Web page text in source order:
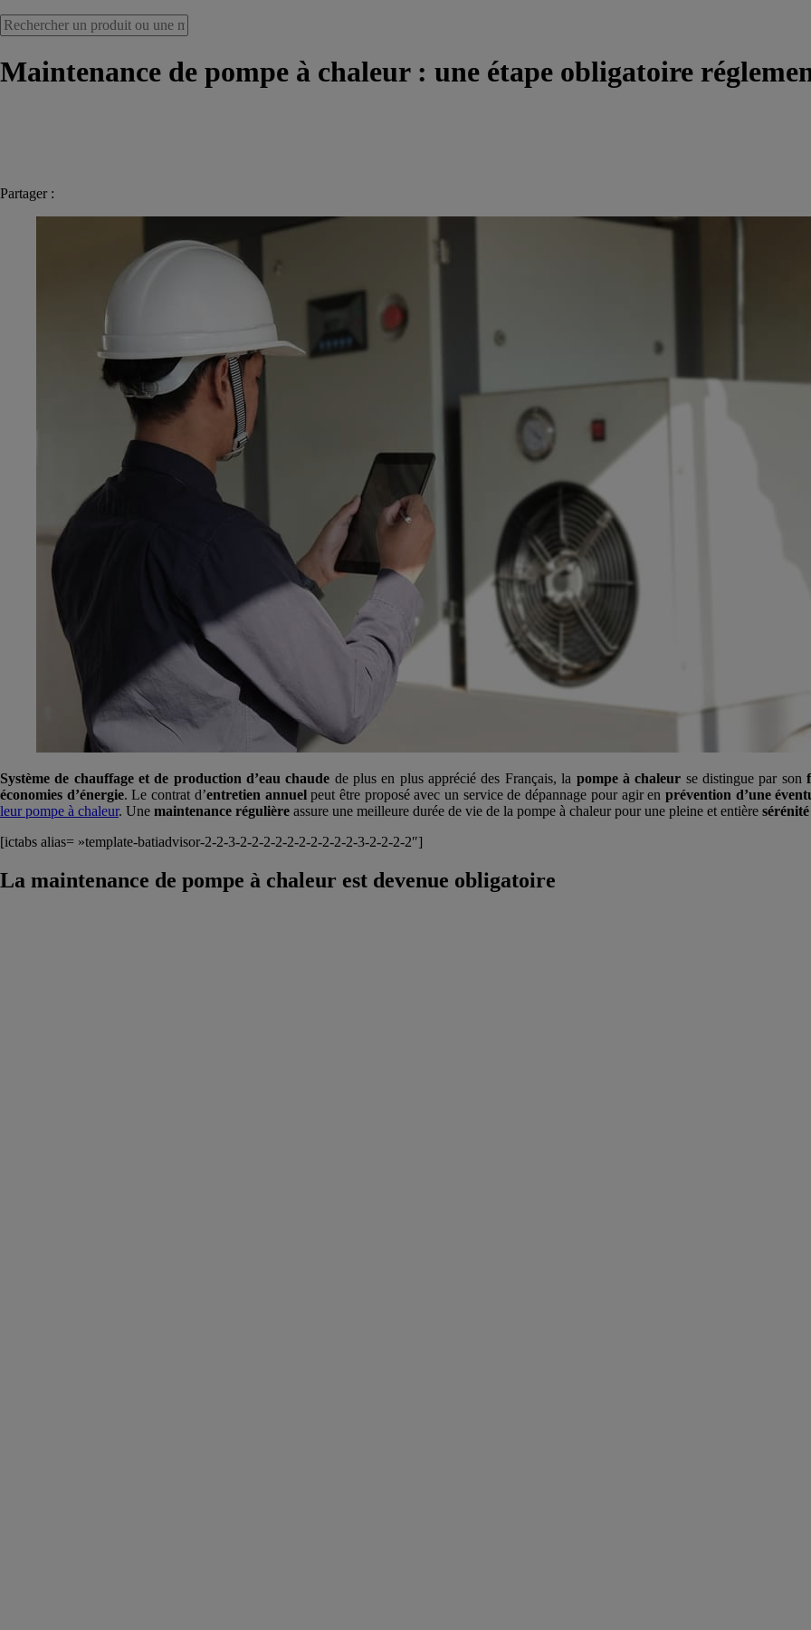
Maintenance de pompe à chaleur : une étape obligatoire
Partager :
Système de chauffage et de production d’eau chaude de plus en plus apprécié des Français, la pompe à chaleur se distingue par son
économies d’énergie. Le contrat d’entretien annuelpeut être proposé avec un service de dépannage pour agir en prévention d’une
leur pompe à chaleur. Une maintenance régulière assure une meilleure durée de vie de la pompe à chaleur pour une pleine et entière
[ictabs alias= »template-batiadvisor-2-2-3-2-2-2-2-2-2-2-2-2-2-3-2-2-2-2″]
La maintenance de pompe à chaleur est devenue obligatoire